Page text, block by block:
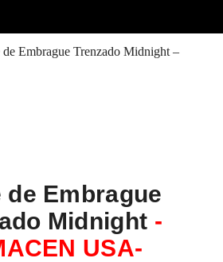
de Embrague Trenzado Midnight –
de Embrague
Midnight -
USA-